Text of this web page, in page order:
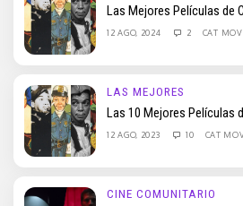
Las Mejores Películas de
12 AGO, 2024 2 CAT
LAS MEJORES
Las 10 Mejores Películas
12 AGO, 2023 10 CAT
CINE COMUNITARIO